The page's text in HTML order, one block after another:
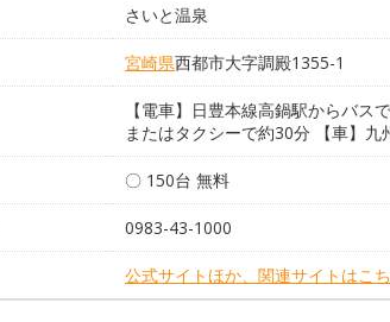
さいと温泉
宮崎県西都市大字調殿1355-1
【電車】日豊本線高鍋駅からバス
またはタクシーで約30分 【車】
〇 150台 無料
0983-43-1000
公式サイトほか、関連サイトはこ